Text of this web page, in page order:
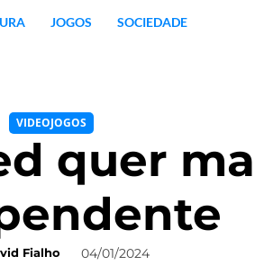
JOGOS SOCIEDADE
VIDEOJOGOS
quer
Fialho 04/01/2024